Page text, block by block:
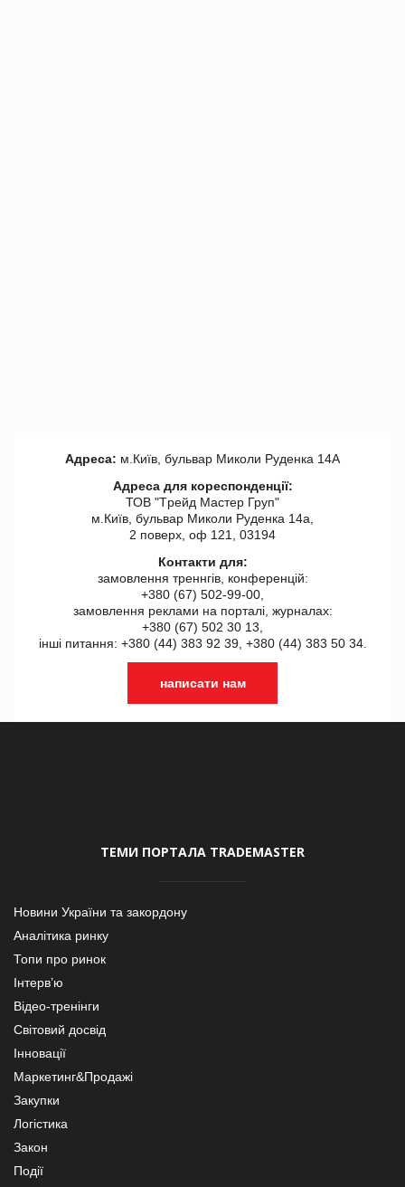
Адреса: м.Київ, бульвар Миколи Руденка 14А
Адреса для кореспонденції:
ТОВ "Tрейд Мастер Груп"
м.Київ, бульвар Миколи Руденка 14а,
2 поверх, оф 121, 03194
Контакти для:
замовлення треннгів, конференцій:
+380 (67) 502-99-00,
замовлення реклами на порталі, журналах:
+380 (67) 502 30 13,
інші питання: +380 (44) 383 92 39, +380 (44) 383 50 34.
написати нам
ТЕМИ ПОРТАЛА TRADEMASTER
Новини України та закордону
Аналітика ринку
Топи про ринок
Інтерв’ю
Відео-тренінги
Світовий досвід
Інновації
Маркетинг&Продажі
Закупки
Логістика
Закон
Події